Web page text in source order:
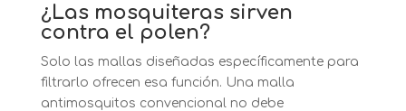
¿Las mosquiteras sirven
contra el polen?
Solo las mallas diseñadas específicamente para
filtrarlo ofrecen esa función. Una malla
antimosquitos convencional no debe